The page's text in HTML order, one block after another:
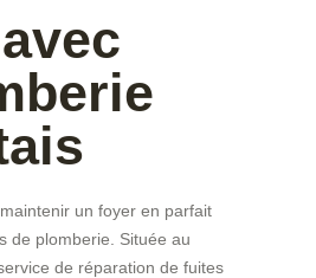
un foyer en parfait
de plomberie. Située au
de réparation de fuites